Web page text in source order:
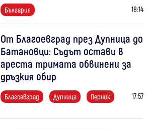
България 18:14
От Благоевград през Дупница до
Батановци: Съдът остави в
ареста тримата обвинени за
дръзкия обир
Благоевград Дупница Перник 17:57